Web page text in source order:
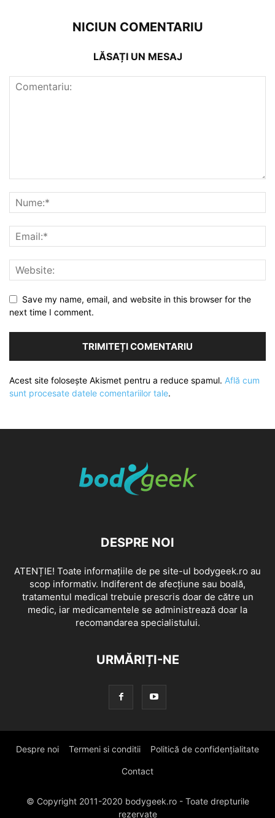
NICIUN COMENTARIU
LĂSAȚI UN MESAJ
Save my name, email, and website in this browser for the
next time I comment.
Acest site folosește Akismet pentru a reduce spamul. Află cum
sunt procesate datele comentariilor tale.
DESPRE NOI
ATENȚIE! Toate informațiile de pe site-ul bodygeek.ro au
scop informativ. Indiferent de afecțiune sau boală,
tratamentul medical trebuie prescris doar de către un
medic, iar medicamentele se administrează doar la
recomandarea specialistului.
URMĂRIȚI-NE
Despre noi Termeni si conditii Politică de confidențialitate
Contact
© Copyright 2011-2020 bodygeek.ro - Toate drepturile
rezervate